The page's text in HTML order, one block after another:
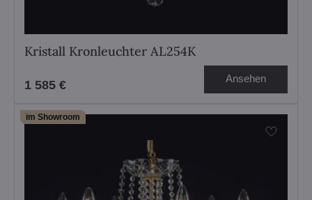
Kristall Kronleuchter AL254K
1 585 € Ansehen
im Showroom